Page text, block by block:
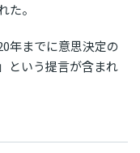
た。
年までに意思決定の
という提言が含まれ